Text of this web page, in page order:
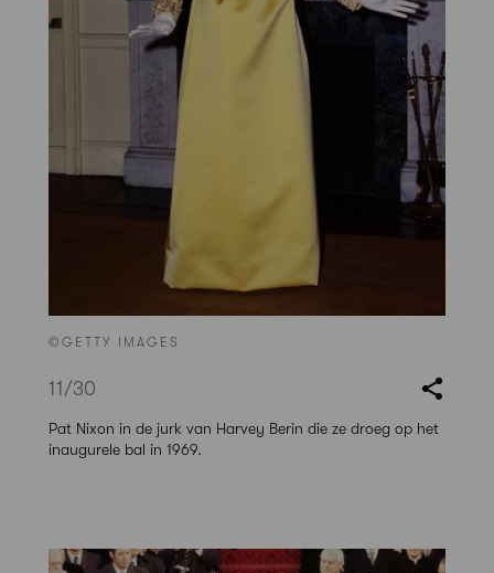
©GETTY IMAGES
11 /30
Pat Nixon in de jurk van Harvey Berin die ze droeg op het
inaugurele bal in 1969.